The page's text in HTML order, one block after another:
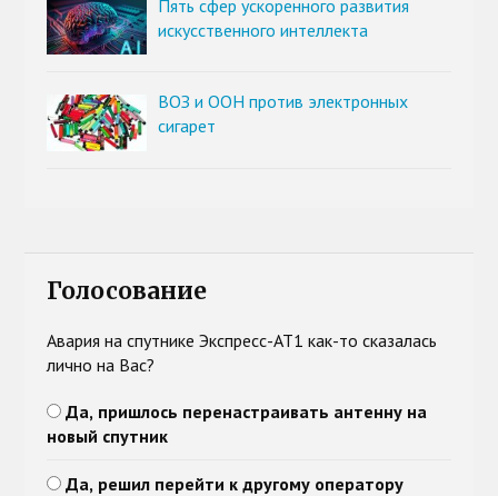
Пять сфер ускоренного развития
искусственного интеллекта
ВОЗ и ООН против электронных
сигарет
Голосование
Авария на спутнике Экспресс-АТ1 как-то сказалась
лично на Вас?
Да, пришлось перенастраивать антенну на
новый спутник
Да, решил перейти к другому оператору